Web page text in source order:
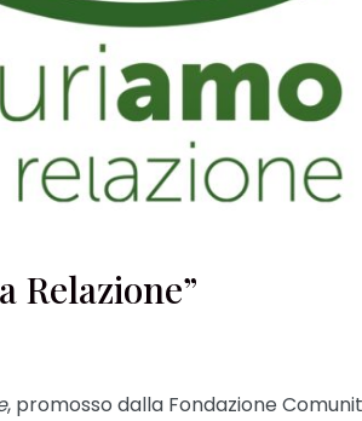
Relazione”
, promosso dalla Fondazione